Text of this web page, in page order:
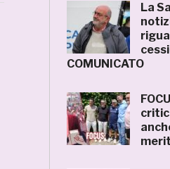
La
COMUNICATO